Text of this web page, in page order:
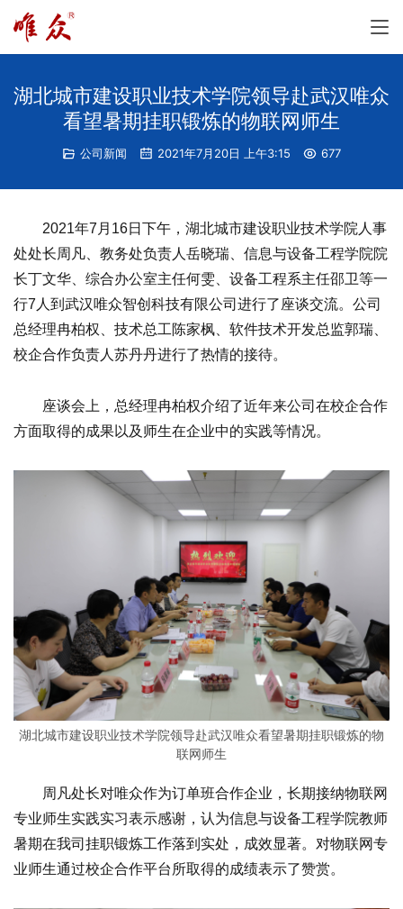
湖北城市建设职业技术学院领导赴武汉唯众
看望暑期挂职锻炼的物联网师生
公司新闻 2021年7月20日 上午3:15 677
2021年7月16日下午，湖北城市建设职业技术学院人事
处处长周凡、教务处负责人岳晓瑞、信息与设备工程学院院
长丁文华、综合办公室主任何雯、设备工程系主任邵卫等一
行7人到武汉唯众智创科技有限公司进行了座谈交流。公司
总经理冉柏权、技术总工陈家枫、软件技术开发总监郭瑞、
校企合作负责人苏丹丹进行了热情的接待。
座谈会上，总经理冉柏权介绍了近年来公司在校企合作
方面取得的成果以及师生在企业中的实践等情况。
湖北城市建设职业技术学院领导赴武汉唯众看望暑期挂职锻炼的物
联网师生
周凡处长对唯众作为订单班合作企业，长期接纳物联网
专业师生实践实习表示感谢，认为信息与设备工程学院教师
暑期在我司挂职锻炼工作落到实处，成效显著。对物联网专
业师生通过校企合作平台所取得的成绩表示了赞赏。